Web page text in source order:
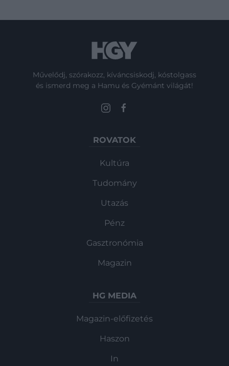
Művelődj, szórakozz, kíváncsiskodj, kóstolgass
és ismerd meg a Hamu és Gyémánt világát!
ROVATOK
Kultúra
Tudomány
Utazás
Pénz
Gasztronómia
Magazin
HG MEDIA
Magazin-előfizetés
Haszon
In